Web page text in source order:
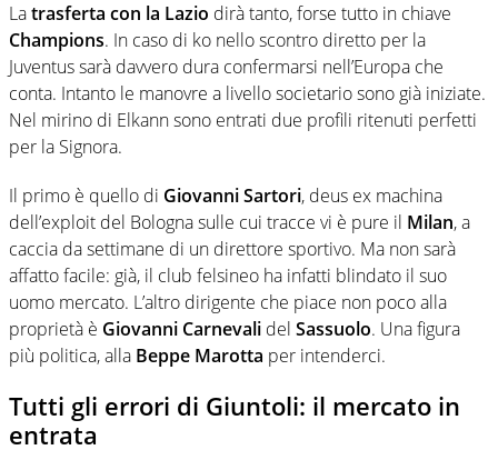
Latrasferta con la Lazio dirà tanto, forse tutto in chiave
Champions. In caso di ko nello scontro diretto per la
Juventus sarà davvero dura confermarsi nell’Europa che
conta. Intanto le manovre a livello societario sono già iniziate.
Nel mirino di Elkann sono entrati due profili ritenuti perfetti
per la Signora.
Il primo è quello di Giovanni Sartori, deus ex machina
dell’exploit del Bologna sulle cui tracce vi è pure il Milan, a
caccia da settimane di un direttore sportivo. Ma non sarà
affatto facile: già, il club felsineo ha infatti blindato il suo
uomo mercato. L’altro dirigente che piace non poco alla
proprietà è Giovanni Carnevali del Sassuolo. Una figura
più politica, alla Beppe Marotta per intenderci.
Tutti gli errori di Giuntoli: il mercato in
entrata